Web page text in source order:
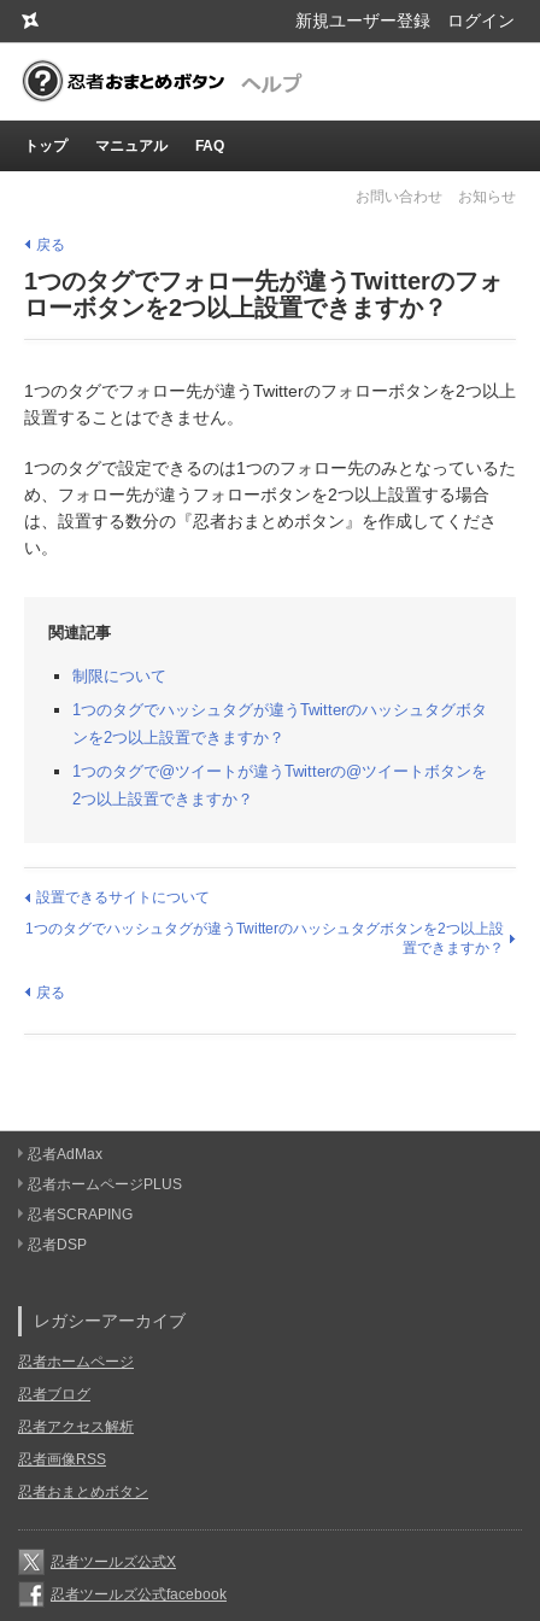
新規ユーザー登録 ログイン
トップ マニュアル FAQ
お問い合わせ お知らせ
戻る
1つのタグでフォロー先が違うTwitterのフォ
ローボタンを2つ以上設置できますか？
1つのタグでフォロー先が違うTwitterのフォローボタンを2つ以上
設置することはできません。
1つのタグで設定できるのは1つのフォロー先のみとなっているた
め、フォロー先が違うフォローボタンを2つ以上設置する場合
は、設置する数分の『忍者おまとめボタン』を作成してくださ
い。
関連記事
制限について
1つのタグでハッシュタグが違うTwitterのハッシュタグボタ
ンを2つ以上設置できますか？
1つのタグで@ツイートが違うTwitterの@ツイートボタンを
2つ以上設置できますか？
設置できるサイトについて
1つのタグでハッシュタグが違うTwitterのハッシュタグボタンを2つ以上設
置できますか？
戻る
忍者AdMax
忍者ホームページPLUS
忍者SCRAPING
忍者DSP
レガシーアーカイブ
忍者ホームページ
忍者ブログ
忍者アクセス解析
忍者画像RSS
忍者おまとめボタン
忍者ツールズ公式X
忍者ツールズ公式facebook